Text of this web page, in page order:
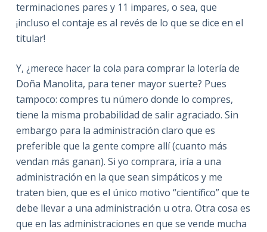
terminaciones pares y 11 impares, o sea, que
¡incluso el contaje es al revés de lo que se dice en el
titular!
Y, ¿merece hacer la cola para comprar la lotería de
Doña Manolita, para tener mayor suerte? Pues
tampoco: compres tu número donde lo compres,
tiene la misma probabilidad de salir agraciado. Sin
embargo para la administración claro que es
preferible que la gente compre allí (cuanto más
vendan más ganan). Si yo comprara, iría a una
administración en la que sean simpáticos y me
traten bien, que es el único motivo “científico” que te
debe llevar a una administración u otra. Otra cosa es
que en las administraciones en que se vende mucha